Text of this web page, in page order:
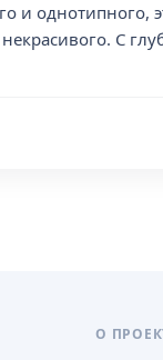
и однотипного,
С
О